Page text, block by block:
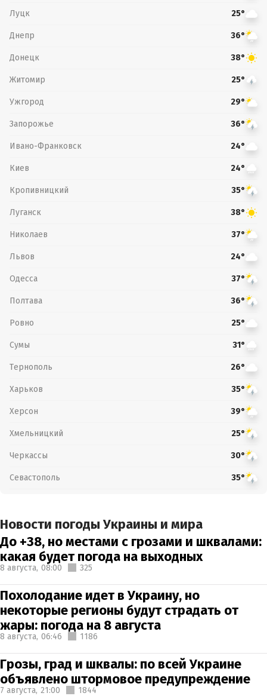
Луцк 25°
Днепр 36°
Донецк 38°
Житомир 25°
Ужгород 29°
Запорожье 36°
Ивано-Франковск 24°
Киев 24°
Кропивницкий 35°
Луганск 38°
Николаев 37°
Львов 24°
Одесса 37°
Полтава 36°
Ровно 25°
Сумы 31°
Тернополь 26°
Харьков 35°
Херсон 39°
Хмельницкий 25°
Черкассы 30°
Севастополь 35°
Новости погоды Украины и мира
До +38, но местами с грозами и шквалами:
какая будет погода на выходных
8 августа, 08:00 325
Похолодание идет в Украину, но
некоторые регионы будут страдать от
жары: погода на 8 августа
8 августа, 06:46 1186
Грозы, град и шквалы: по всей Украине
объявлено штормовое предупреждение
7 августа, 21:00 1844